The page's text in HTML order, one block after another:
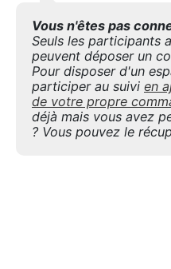
Vous n'êtes pas
Seuls les participants
peuvent déposer un
Pour disposer d'un
participer au suivi en
de votre propre
déjà mais vous avez
? Vous pouvez le